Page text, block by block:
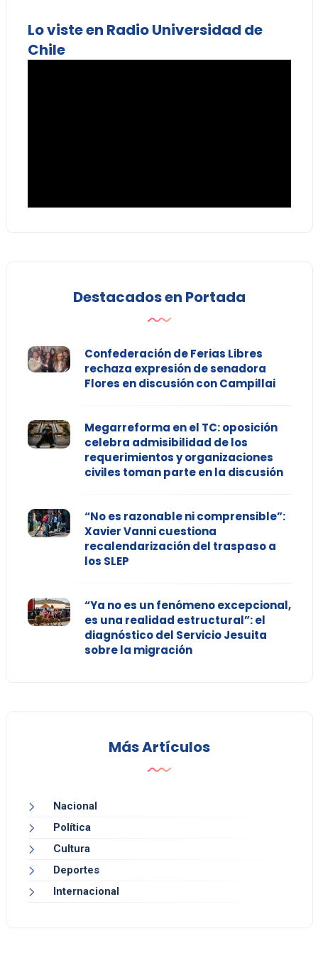
Lo viste en Radio Universidad de
Chile
Destacados en Portada
Confederación de Ferias Libres
rechaza expresión de senadora
Flores en discusión con Campillai
Megarreforma en el TC: oposición
celebra admisibilidad de los
requerimientos y organizaciones
civiles toman parte en la discusión
“No es razonable ni comprensible”:
Xavier Vanni cuestiona
recalendarización del traspaso a
los SLEP
“Ya no es un fenómeno excepcional,
es una realidad estructural”: el
diagnóstico del Servicio Jesuita
sobre la migración
Más Artículos
Nacional
Política
Cultura
Deportes
Internacional